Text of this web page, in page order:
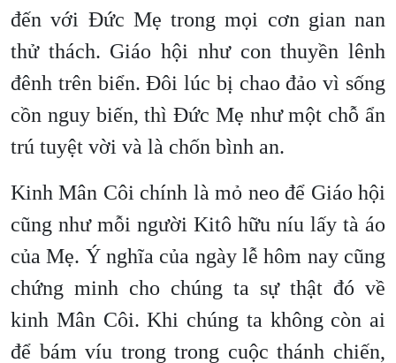
đến với Đức Mẹ trong mọi cơn gian nan
thử thách. Giáo hội như con thuyền lênh
đênh trên biển. Đôi lúc bị chao đảo vì sống
cồn nguy biến, thì Đức Mẹ như một chỗ ẩn
trú tuyệt vời và là chốn bình an.
Kinh Mân Côi chính là mỏ neo để Giáo hội
cũng như mỗi người Kitô hữu níu lấy tà áo
của Mẹ. Ý nghĩa của ngày lễ hôm nay cũng
chứng minh cho chúng ta sự thật đó về
kinh Mân Côi. Khi chúng ta không còn ai
để bám víu trong trong cuộc thánh chiến,